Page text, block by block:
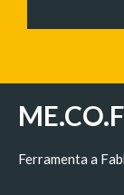
Ferramenta a